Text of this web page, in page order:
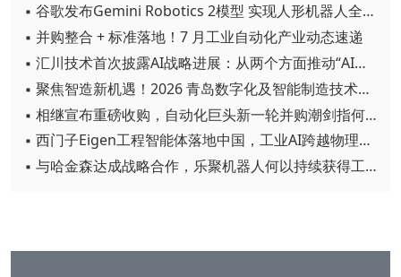
▪ 谷歌发布Gemini Robotics 2模型 实现人形机器人全身智能控制突破
▪ 并购整合 + 标准落地！7 月工业自动化产业动态速递
▪ 汇川技术首次披露AI战略进展：从两个方面推动“AI业务化”落地
▪ 聚焦智造新机遇！2026 青岛数字化及智能制造技术论坛圆满落幕
▪ 相继宣布重磅收购，自动化巨头新一轮并购潮剑指何方？
▪ 西门子Eigen工程智能体落地中国，工业AI跨越物理世界“确定性”拐点
▪ 与哈金森达成战略合作，乐聚机器人何以持续获得工业巨头青睐？